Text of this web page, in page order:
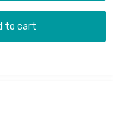
to cart